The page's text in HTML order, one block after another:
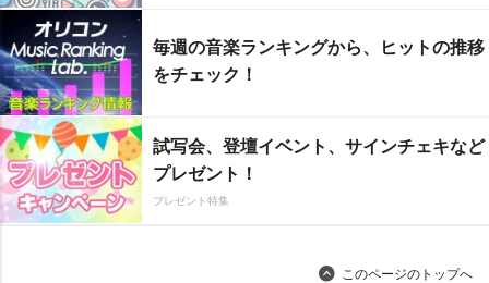
毎週の音楽ランキングから、ヒットの推移
をチェック！
試写会、登壇イベント、サインチェキなど
プレゼント！
プレゼント特集
このページのトップへ